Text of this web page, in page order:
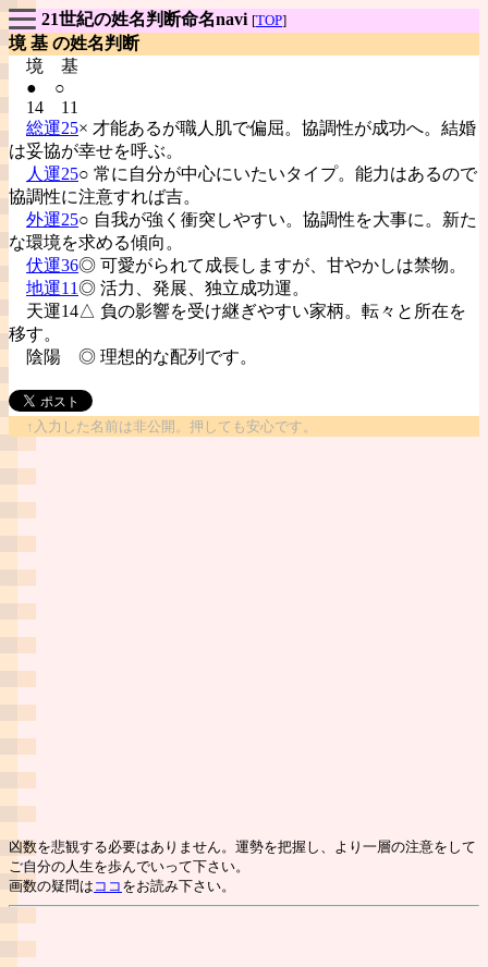
21世紀の姓名判断命名navi [TOP]
境 基 の姓名判断
境 基
● ○
14 11
総運25× 才能あるが職人肌で偏屈。協調性が成功へ。結婚
は妥協が幸せを呼ぶ。
人運25○ 常に自分が中心にいたいタイプ。能力はあるので
協調性に注意すれば吉。
外運25○ 自我が強く衝突しやすい。協調性を大事に。新た
な環境を求める傾向。
伏運36◎ 可愛がられて成長しますが、甘やかしは禁物。
地運11◎ 活力、発展、独立成功運。
天運14△ 負の影響を受け継ぎやすい家柄。転々と所在を
移す。
陰陽 ◎ 理想的な配列です。
↑入力した名前は非公開。押しても安心です。
凶数を悲観する必要はありません。運勢を把握し、より一層の注意をして
ご自分の人生を歩んでいって下さい。
画数の疑問は ココ をお読み下さい。